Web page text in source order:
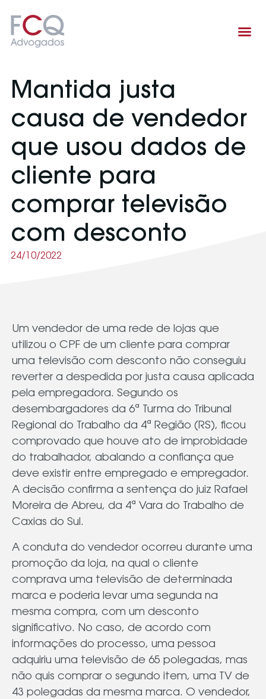
Mantida justa
causa de vendedor
que usou dados de
cliente para
comprar televisão
com desconto
24/10/2022
Um vendedor de uma rede de lojas que
utilizou o CPF de um cliente para comprar
uma televisão com desconto não conseguiu
reverter a despedida por justa causa aplicada
pela empregadora. Segundo os
desembargadores da 6ª Turma do Tribunal
Regional do Trabalho da 4ª Região (RS), ficou
comprovado que houve ato de improbidade
do trabalhador, abalando a confiança que
deve existir entre empregado e empregador.
A decisão confirma a sentença do juiz Rafael
Moreira de Abreu, da 4ª Vara do Trabalho de
Caxias do Sul.
A conduta do vendedor ocorreu durante uma
promoção da loja, na qual o cliente
comprava uma televisão de determinada
marca e poderia levar uma segunda na
mesma compra, com um desconto
significativo. No caso, de acordo com
informações do processo, uma pessoa
adquiriu uma televisão de 65 polegadas, mas
não quis comprar o segundo item, uma TV de
43 polegadas da mesma marca. O vendedor,